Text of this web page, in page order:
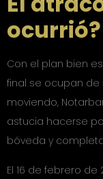
ocurrió?
Con el plan bien
final se ocupan
moviendo,
astucia hacerse
bóveda y
El 16 de febrero